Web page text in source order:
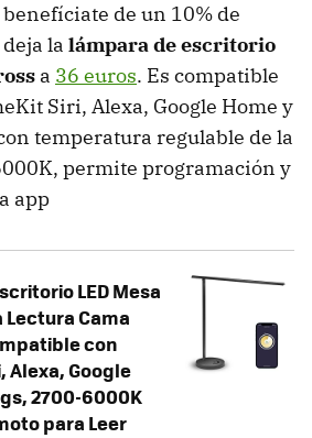
de un 10% de
la lámpara de escritorio
a 36 euros. Es compatible
Siri, Alexa, Google Home y
temperatura regulable de la
permite programación y
app
LED Mesa
Cama
con
Alexa, Google
2700-6000K
para Leer